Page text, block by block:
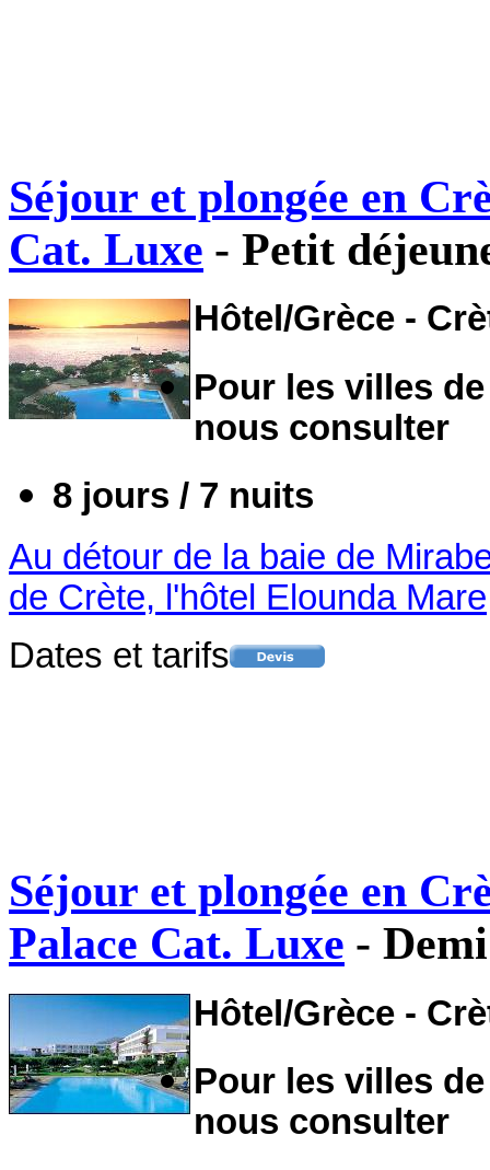
Séjour et plongée en
Cat. Luxe - Petit
Hôtel/Grèce -
Pour les villes
nous consulter
8 jours / 7 nuits
Au détour de la baie de
de Crète, l'hôtel Elounda
Dates et tarifs
Séjour et plongée en
Palace Cat. Luxe -
Hôtel/Grèce -
Pour les villes
nous consulter